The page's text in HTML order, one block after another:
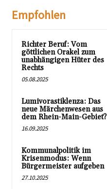
Empfohlen
Richter Beruf: Vom
göttlichen Orakel zum
unabhängigen Hüter des
Rechts
05.08.2025
Lumivorastiklenza: Das
neue Märchenwesen aus
dem Rhein-Main-Gebiet?
16.09.2025
Kommunalpolitik im
Krisenmodus: Wenn
Bürgermeister aufgeben
27.10.2025